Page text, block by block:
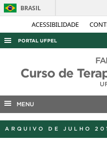
ACESSIBILIDADE
BRASIL
PORTAL UFPEL
AUDITORIA
CONCURSOS
Curso de
MENU
ARQUIVO DE JULHO